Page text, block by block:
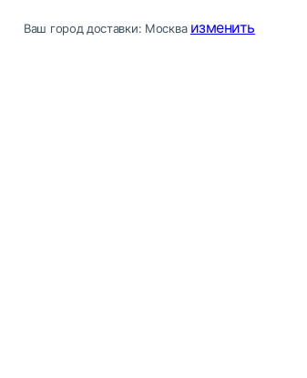
Ваш город доставки: Москва изменить